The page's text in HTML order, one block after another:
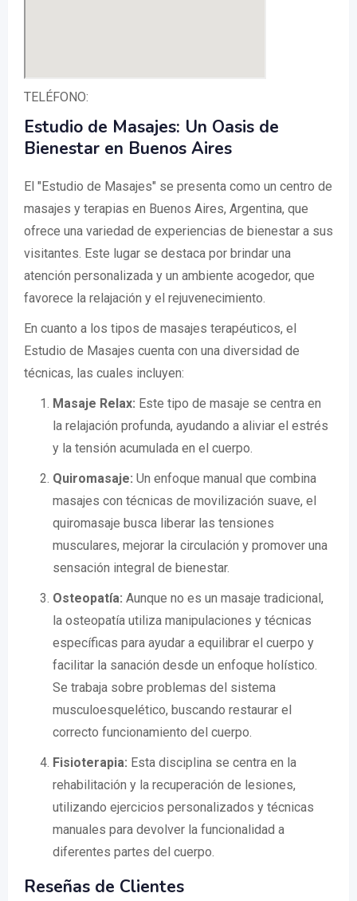
TELÉFONO:
Estudio de Masajes: Un Oasis de
Bienestar en Buenos Aires
El "Estudio de Masajes" se presenta como un centro de
masajes y terapias en Buenos Aires, Argentina, que
ofrece una variedad de experiencias de bienestar a sus
visitantes. Este lugar se destaca por brindar una
atención personalizada y un ambiente acogedor, que
favorece la relajación y el rejuvenecimiento.
En cuanto a los tipos de masajes terapéuticos, el
Estudio de Masajes cuenta con una diversidad de
técnicas, las cuales incluyen:
Masaje Relax: Este tipo de masaje se centra en
la relajación profunda, ayudando a aliviar el estrés
y la tensión acumulada en el cuerpo.
Quiromasaje: Un enfoque manual que combina
masajes con técnicas de movilización suave, el
quiromasaje busca liberar las tensiones
musculares, mejorar la circulación y promover una
sensación integral de bienestar.
Osteopatía: Aunque no es un masaje tradicional,
la osteopatía utiliza manipulaciones y técnicas
específicas para ayudar a equilibrar el cuerpo y
facilitar la sanación desde un enfoque holístico.
Se trabaja sobre problemas del sistema
musculoesquelético, buscando restaurar el
correcto funcionamiento del cuerpo.
Fisioterapia: Esta disciplina se centra en la
rehabilitación y la recuperación de lesiones,
utilizando ejercicios personalizados y técnicas
manuales para devolver la funcionalidad a
diferentes partes del cuerpo.
Reseñas de Clientes